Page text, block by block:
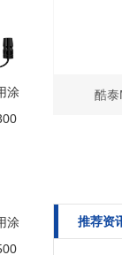
涂
涂
酷泰
推荐资